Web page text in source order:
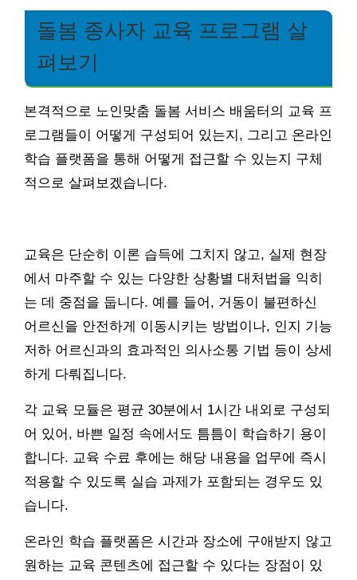
돌봄 종사자 교육 프로그램 살
펴보기
본격적으로 노인맞춤 돌봄 서비스 배움터의 교육 프
로그램들이 어떻게 구성되어 있는지, 그리고 온라인
학습 플랫폼을 통해 어떻게 접근할 수 있는지 구체
적으로 살펴보겠습니다.
교육은 단순히 이론 습득에 그치지 않고, 실제 현장
에서 마주할 수 있는 다양한 상황별 대처법을 익히
는 데 중점을 둡니다. 예를 들어, 거동이 불편하신
어르신을 안전하게 이동시키는 방법이나, 인지 기능
저하 어르신과의 효과적인 의사소통 기법 등이 상세
하게 다뤄집니다.
각 교육 모듈은 평균 30분에서 1시간 내외로 구성되
어 있어, 바쁜 일정 속에서도 틈틈이 학습하기 용이
합니다. 교육 수료 후에는 해당 내용을 업무에 즉시
적용할 수 있도록 실습 과제가 포함되는 경우도 있
습니다.
온라인 학습 플랫폼은 시간과 장소에 구애받지 않고
원하는 교육 콘텐츠에 접근할 수 있다는 장점이 있